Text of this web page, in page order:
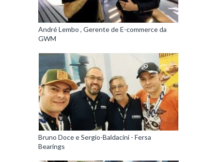
André Lembo , Gerente de E-commerce da
GWM
Bruno Doce e Sergio-Baldacini - Fersa
Bearings